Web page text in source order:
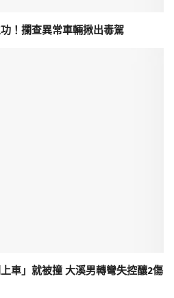
！攔查異常車輛揪出毒駕
車」就被撞 大溪男轉彎失控釀2傷